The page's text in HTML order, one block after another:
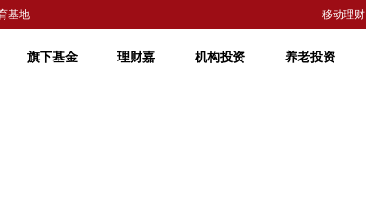
基地 移动理财
旗下基金 理财嘉 机构投资 养老投资